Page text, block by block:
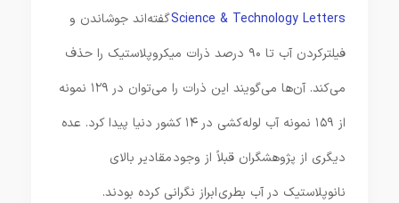
Science & Technology Lettersگفته‌اند جوشاندن و
فیلترکردن آب تا ۹۰ درصد ذرات میکروپلاستیک را حذف
می‌کند. آن‌ها می‌گویند این ذرات را می‌توان در ۱۲۹ نمونه
از ۱۵۹ نمونه آب لوله‌کشی در ۱۴ کشور دنیا پیدا کرد. عده
دیگری از پژوهشگران قبلاً از وجود مقادیر بالای
نانوپلاستیک در آب بطری ابراز نگرانی کرده بودند.